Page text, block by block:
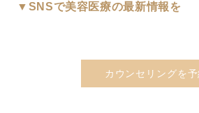
▼SNSで美容医療の最新情報を
カウンセリングを予